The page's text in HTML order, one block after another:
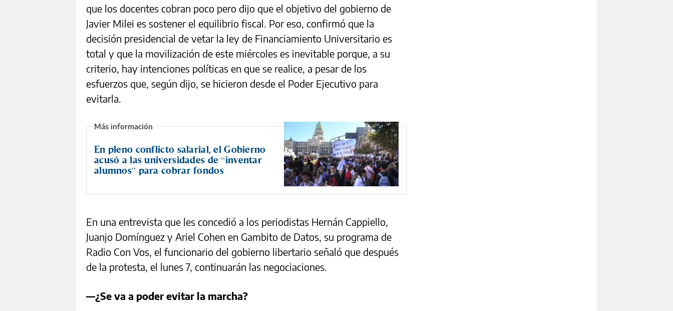
que los docentes cobran poco pero dijo que el objetivo del gobierno de
Javier Milei es sostener el equilibrio fiscal. Por eso, confirmó que la
decisión presidencial de vetar la ley de Financiamiento Universitario es
total y que la movilización de este miércoles es inevitable porque, a su
criterio, hay intenciones políticas en que se realice, a pesar de los
esfuerzos que, según dijo, se hicieron desde el Poder Ejecutivo para
evitarla.
En pleno conflicto salarial, el Gobierno
acusó a las universidades de “inventar
alumnos” para cobrar fondos
En una entrevista que les concedió a los periodistas Hernán Cappiello,
Juanjo Domínguez y Ariel Cohen en Gambito de Datos, su programa de
Radio Con Vos, el funcionario del gobierno libertario señaló que después
de la protesta, el lunes 7, continuarán las negociaciones.
—¿Se va a poder evitar la marcha?